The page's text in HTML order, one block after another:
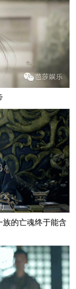
的亡魂终于能含